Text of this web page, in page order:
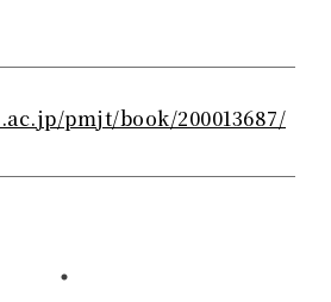
pmjt/book/200013687/